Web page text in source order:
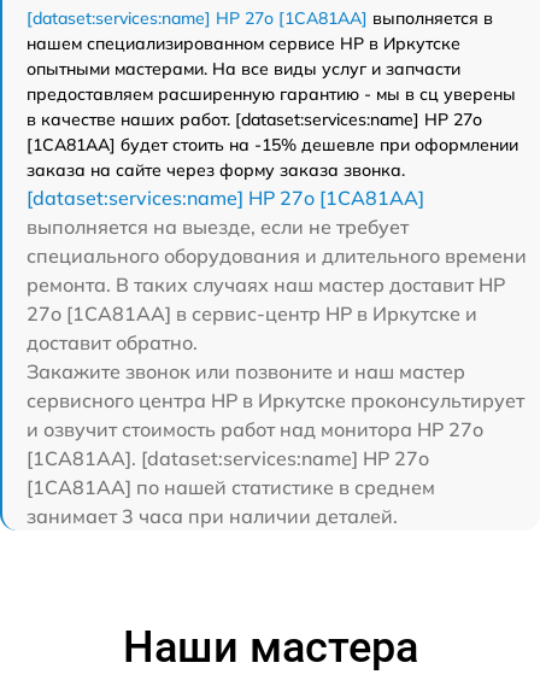
[dataset:services:name] HP 27o [1CA81AA] выполняется в
нашем специализированном сервисе HP в Иркутске
опытными мастерами. На все виды услуг и запчасти
предоставляем расширенную гарантию - мы в сц уверены
в качестве наших работ. [dataset:services:name] HP 27o
[1CA81AA] будет стоить на -15% дешевле при оформлении
заказа на сайте через форму заказа звонка.
[dataset:services:name] HP 27o [1CA81AA]
выполняется на выезде, если не требует
специального оборудования и длительного времени
ремонта. В таких случаях наш мастер доставит HP
27o [1CA81AA] в сервис-центр HP в Иркутске и
доставит обратно.
Закажите звонок или позвоните и наш мастер
сервисного центра HP в Иркутске проконсультирует
и озвучит стоимость работ над монитора HP 27o
[1CA81AA]. [dataset:services:name] HP 27o
[1CA81AA] по нашей статистике в среднем
занимает 3 часа при наличии деталей.
Наши мастера